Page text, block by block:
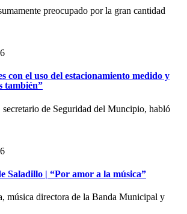
preocupado por la gran cantidad
con el uso del estacionamiento medido y
también”
de Seguridad del Muncipio, habló
Saladillo | “Por amor a la música”
música directora de la Banda Municipal y